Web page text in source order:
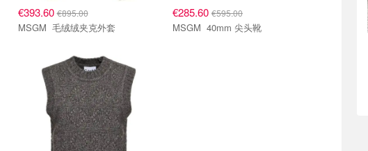
€393.60€895.00
MSGM 毛绒绒夹克外套
€285.60 €595.00
MSGM 40mm 尖头靴